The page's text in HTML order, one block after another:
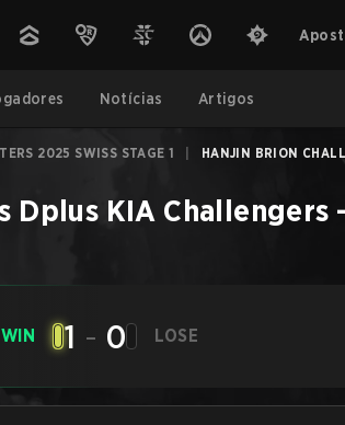
Notícias Artigos
2025 SWISS STAGE 1 HANJIN BRION
Dplus KIA Challengers
WIN 1 - 0 LOSE